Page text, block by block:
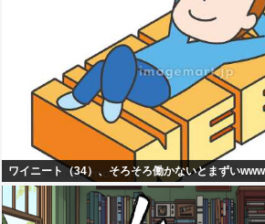
ワイニート（34）、そろそろ働かないとまずいwww